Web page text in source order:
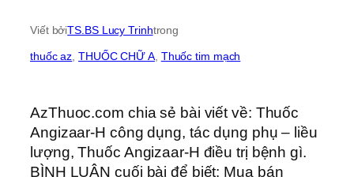
Viết bởiTS.BS Lucy Trinhtrong
thuốc az , THUỐC CHỮ A, Thuốc tim mạch
AzThuoc.com chia sẻ bài viết về: Thuốc
Angizaar-H công dụng, tác dụng phụ – liều
lượng, Thuốc Angizaar-H điều trị bệnh gì.
BÌNH LUẬN cuối bài để biết: Mua bán